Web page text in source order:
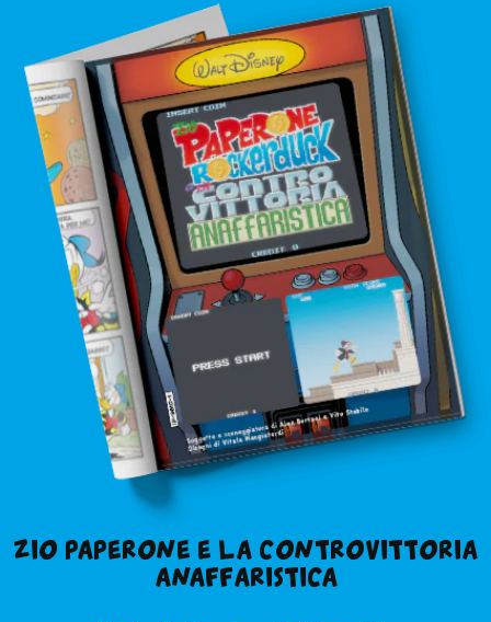
ZIO PAPERONE E LA CONTROVITTORIA
ANAFFARISTICA